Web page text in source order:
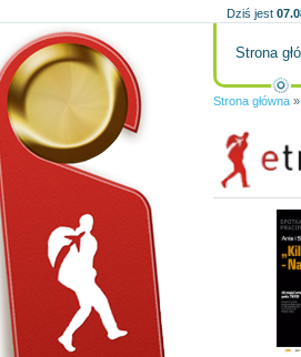
Dziś jest
Strona
Strona główna »